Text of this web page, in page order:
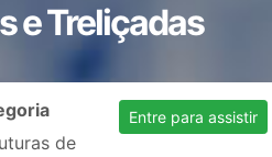
e Treliçadas
de
Entre para assistir